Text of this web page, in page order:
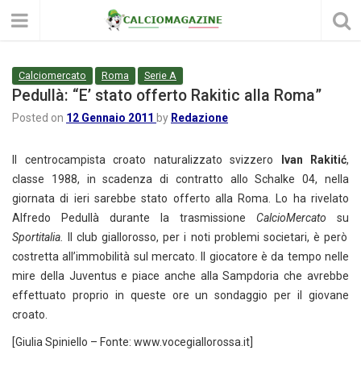
Calciomercato Roma Serie A
Pedullà: “E’ stato offerto Rakitic alla Roma”
Posted on 12 Gennaio 2011 by Redazione
Il centrocampista croato naturalizzato svizzero Ivan Rakitić,
classe 1988, in scadenza di contratto allo Schalke 04, nella
giornata di ieri sarebbe stato offerto alla Roma. Lo ha rivelato
Alfredo Pedullà durante la trasmissione CalcioMercato su
Sportitalia.
Il club giallorosso, per i noti problemi societari, è però
costretta all’immobilità sul mercato. Il giocatore è da tempo nelle
mire della Juventus e piace anche alla Sampdoria che avrebbe
effettuato proprio in queste ore un sondaggio per il giovane
croato.
[Giulia Spiniello – Fonte: www.vocegiallorossa.it]